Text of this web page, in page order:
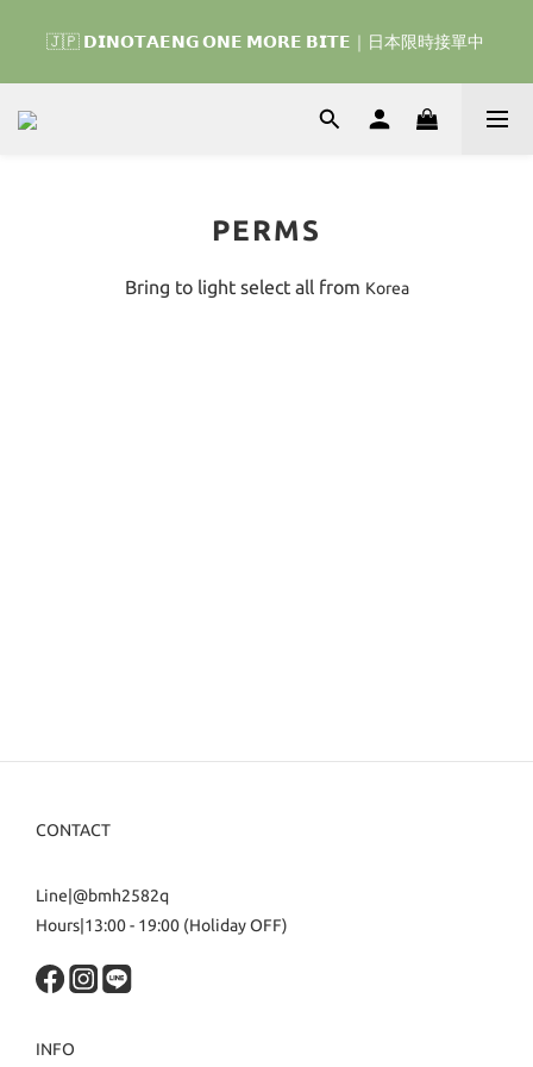
我們的熱血棒球冒險吧 ⚾️
🇯🇵 𝗗𝗜𝗡𝗢𝗧𝗔𝗘𝗡𝗚 𝗢𝗡𝗘 𝗠𝗢𝗥𝗘 𝗕𝗜𝗧𝗘｜日本限時接單中
🇰🇷 𝗗𝗜𝗡𝗢𝗧𝗔𝗘𝗡𝗚 𝗛𝗢𝗠𝗘 𝗥𝗨𝗡 ｜韓國首波開賣囉 ▶ 一起參加
PERMS
Bring to light select all from Korea
CONTACT
Line|@bmh2582q
Hours|13:00 - 19:00 (Holiday OFF)
INFO